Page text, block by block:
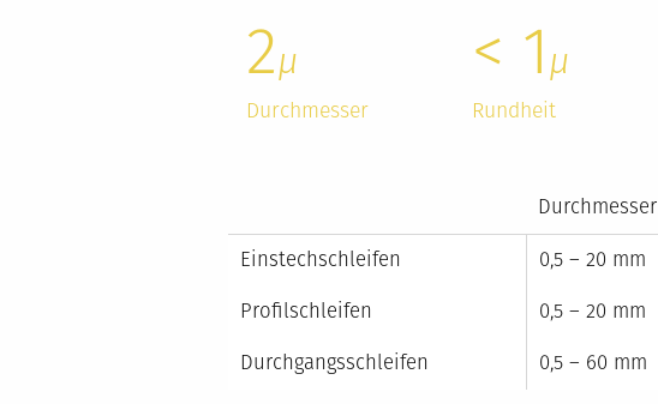
2µ
Durchmesser
< 1µ
Rundheit
Durchmesser
Einstechschleifen
0,5 – 20 mm
Profilschleifen
0,5 – 20 mm
Durchgangsschleifen
0,5 – 60 mm